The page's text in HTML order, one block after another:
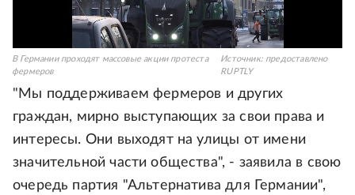
В Германии проходят массовые акции протеста
фермеров
Источник: предоставлено
RUPTLY
"Мы поддерживаем фермеров и других
граждан, мирно выступающих за свои права и
интересы. Они выходят на улицы от имени
значительной части общества", - заявила в свою
очередь партия "Альтернатива для Германии",